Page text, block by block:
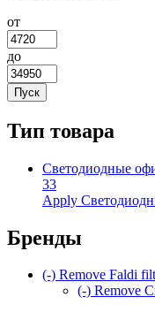
от
до
Тип товара
Светодиодные
33
Apply
Бренды
(-) Remove Faldi
(-) Remove